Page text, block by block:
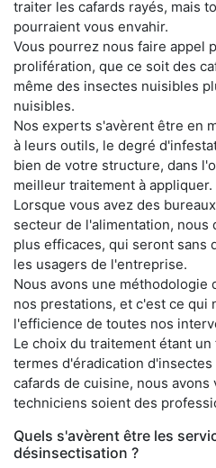
traiter les cafards rayés, mais
pourraient vous envahir.
Vous pourrez nous faire appel
prolifération, que ce soit des
même des insectes nuisibles
nuisibles.
Nos experts s'avèrent être en
à leurs outils, le degré
bien de votre structure, dans
meilleur traitement à appliquer.
Lorsque vous avez des
secteur de l'alimentation, nous
plus efficaces, qui seront sans
les usagers de l'entreprise.
Nous avons une méthodologie
nos prestations, et c'est ce qui
l'efficience de toutes nos
Le choix du traitement étant
termes d'éradication
cafards de cuisine, nous avons
techniciens soient des
Quels s'avèrent être les
désinsectisation ?